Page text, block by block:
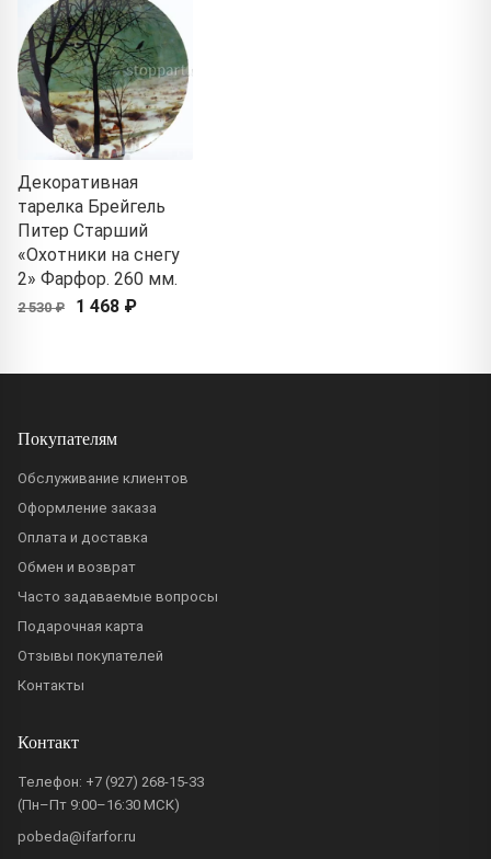
Декоративная
тарелка Брейгель
Питер Старший
«Охотники на снегу
2» Фарфор. 260 мм.
2 530 ₽ 1 468 ₽
Покупателям
Обслуживание клиентов
Оформление заказа
Оплата и доставка
Обмен и возврат
Часто задаваемые вопросы
Подарочная карта
Отзывы покупателей
Контакты
Контакт
Телефон: +7 (927) 268-15-33
(Пн–Пт 9:00–16:30 МСК)
pobeda@ifarfor.ru